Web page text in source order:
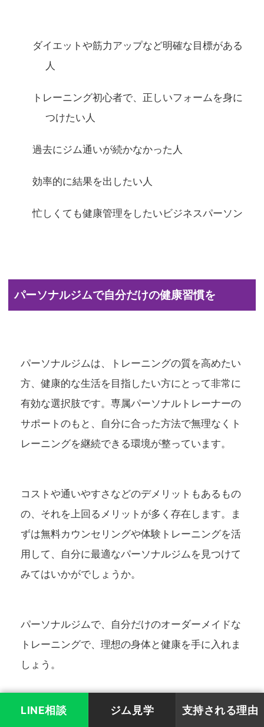
ダイエットや筋力アップなど明確な目標がある
人
トレーニング初心者で、正しいフォームを身に
つけたい人
過去にジム通いが続かなかった人
効率的に結果を出したい人
忙しくても健康管理をしたいビジネスパーソン
パーソナルジムで自分だけの健康習慣を
パーソナルジムは、トレーニングの質を高めたい
方、健康的な生活を目指したい方にとって非常に
有効な選択肢です。専属パーソナルトレーナーの
サポートのもと、自分に合った方法で無理なくト
レーニングを継続できる環境が整っています。
コストや通いやすさなどのデメリットもあるもの
の、それを上回るメリットが多く存在します。ま
ずは無料カウンセリングや体験トレーニングを活
用して、自分に最適なパーソナルジムを見つけて
みてはいかがでしょうか。
パーソナルジムで、自分だけのオーダーメイドな
トレーニングで、理想の身体と健康を手に入れま
しょう。
LINE相談 ジム見学 支持される理由